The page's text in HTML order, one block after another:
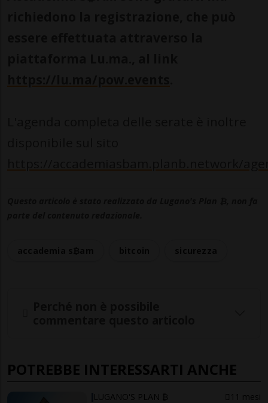
POTREBBE INTERESSARTI ANCHE
LUGANO'S PLAN ₿ 11 mesi